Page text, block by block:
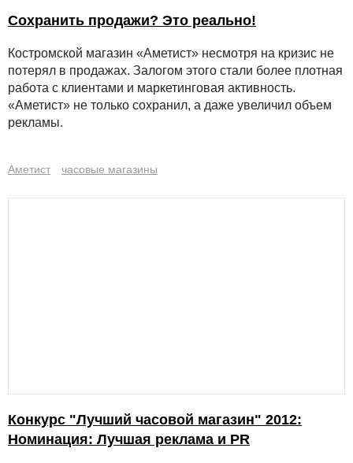
Сохранить продажи? Это реально!
Костромской магазин «Аметист» несмотря на кризис не
потерял в продажах. Залогом этого стали более плотная
работа с клиентами и маркетинговая активность.
«Аметист» не только сохранил, а даже увеличил объем
рекламы.
Аметист часовые магазины
Конкурс "Лучший часовой магазин" 2012:
Номинация: Лучшая реклама и PR